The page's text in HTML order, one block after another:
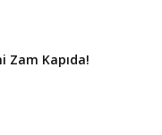
Zam Kapıda!